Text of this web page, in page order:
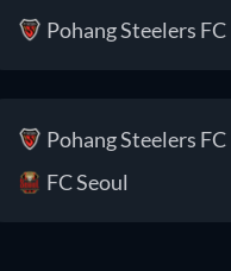
Pohang Steelers FC
Pohang Steelers FC
FC Seoul